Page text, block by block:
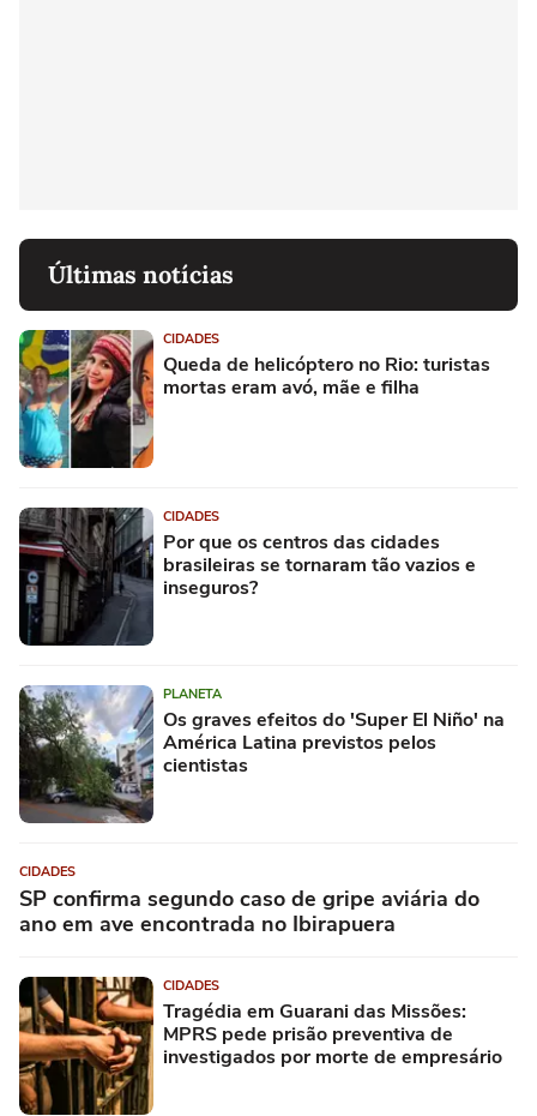
Últimas notícias
CIDADES
Queda de helicóptero no Rio: turistas
mortas eram avó, mãe e filha
CIDADES
Por que os centros das cidades
brasileiras se tornaram tão vazios e
inseguros?
PLANETA
Os graves efeitos do 'Super El Niño' na
América Latina previstos pelos
cientistas
CIDADES
SP confirma segundo caso de gripe aviária do
ano em ave encontrada no Ibirapuera
CIDADES
Tragédia em Guarani das Missões:
MPRS pede prisão preventiva de
investigados por morte de empresário